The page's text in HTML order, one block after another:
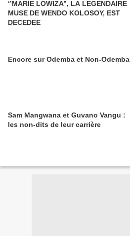
‘’MARIE LOWIZA’’, LA LEGENDAIRE
MUSE DE WENDO KOLOSOY, EST
DECEDEE
Encore sur Odemba et Non-Odemba
Sam Mangwana et Guvano Vangu :
les non-dits de leur carrière